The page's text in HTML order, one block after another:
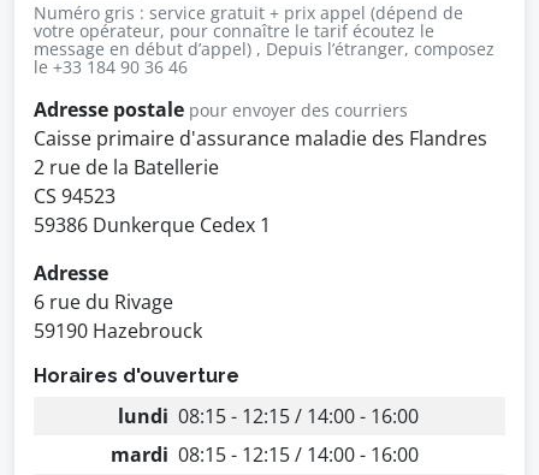
Numéro gris : service gratuit + prix appel (dépend de
votre opérateur, pour connaître le tarif écoutez le
message en début d’appel) , Depuis l’étranger, composez
le +33 184 90 36 46
Adresse postale pour envoyer des courriers
Caisse primaire d'assurance maladie des Flandres
2 rue de la Batellerie
CS 94523
59386 Dunkerque Cedex 1
Adresse
6 rue du Rivage
59190 Hazebrouck
Horaires d'ouverture
lundi 08:15 - 12:15 / 14:00 - 16:00
mardi 08:15 - 12:15 / 14:00 - 16:00